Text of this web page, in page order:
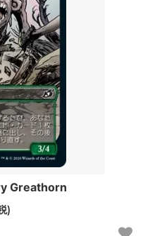
Greathorn
)